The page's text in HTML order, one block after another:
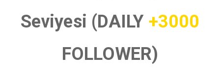
Seviyesi (DAILY +3000
FOLLOWER)